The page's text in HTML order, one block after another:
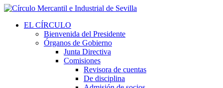
EL CÍRCULO
Bienvenida del Presidente
Órganos de Gobierno
Junta Directiva
Comisiones
Revisora de cuentas
De disciplina